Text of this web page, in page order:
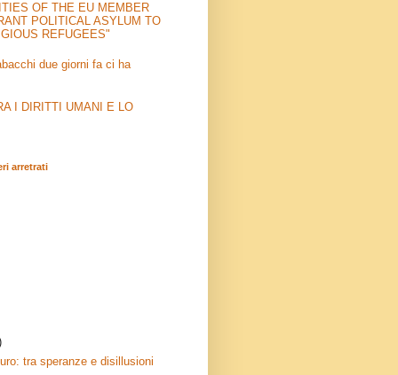
OF THE EU MEMBER
POLITICAL ASYLUM TO
REFUGEES"
due giorni fa ci ha
I DIRITTI UMANI E LO
arretrati
tra speranze e disillusioni